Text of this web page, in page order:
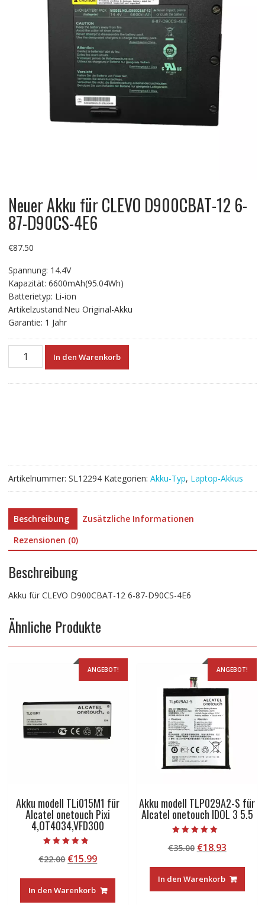
Neuer Akku für CLEVO D900CBAT-12 6-
87-D90CS-4E6
€87.50
Spannung: 14.4V
Kapazität: 6600mAh(95.04Wh)
Batterietyp: Li-ion
Artikelzustand:Neu Original-Akku
Garantie: 1 Jahr
Neuer
Akku
4E6
Menge
In den Warenkorb
Artikelnummer: SL12294 Kategorien: Akku-Typ, Laptop-Akkus
Beschreibung
Zusätzliche Informationen
Rezensionen (0)
Beschreibung
Akku für CLEVO D900CBAT-12 6-87-D90CS-4E6
Ähnliche Produkte
ANGEBOT!
Akku modell TLi015M1 für
Alcatel onetouch Pixi
4,OT4034,VFD300
4.50
von 5
€22.00 Ursprünglicher
war:
€22.00
€15.99Aktueller
ist:
€15.99.
In den Warenkorb
ANGEBOT!
Akku modell TLP029A2-S für
Alcatel onetouch IDOL 3 5.5
5.00
von 5
€35.00 Ursprünglicher
war:
€35.00
€18.93
ist:
€18.93.
In den Warenkorb